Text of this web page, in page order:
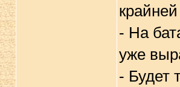
- На
уже
- Будет